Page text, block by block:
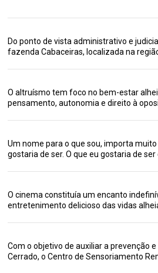
Do ponto de vista administrativo e
fazenda Cabaceiras, localizada na
O altruísmo tem foco no bem-estar
pensamento, autonomia e direito à
Um nome para o que sou, importa
gostaria de ser. O que eu gostaria de
O cinema constituía um encanto
entretenimento delicioso das vidas
Com o objetivo de auxiliar a prevenção
Cerrado, o Centro de Sensoriamento